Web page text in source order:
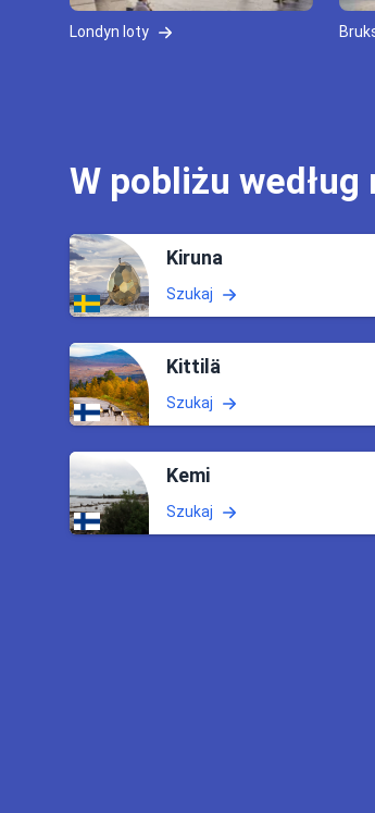
Londyn loty
W pobliżu
Kiruna
Szukaj
Kittilä
Szukaj
Kemi
Szukaj